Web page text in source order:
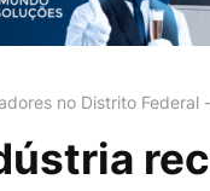
no Distrito Federal